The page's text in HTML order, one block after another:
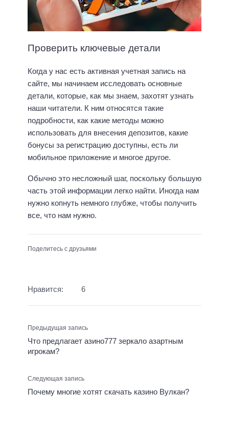
Проверить ключевые детали
Когда у нас есть активная учетная запись на
сайте, мы начинаем исследовать основные
детали, которые, как мы знаем, захотят узнать
наши читатели. К ним относятся такие
подробности, как какие методы можно
использовать для внесения депозитов, какие
бонусы за регистрацию доступны, есть ли
мобильное приложение и многое другое.
Обычно это несложный шаг, поскольку большую
часть этой информации легко найти. Иногда нам
нужно копнуть немного глубже, чтобы получить
все, что нам нужно.
Поделитесь с друзьями
Нравится: 6
Предыдущая запись
Что предлагает азино777 зеркало азартным
игрокам?
Следующая запись
Почему многие хотят скачать казино Вулкан?